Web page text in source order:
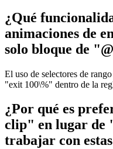
¿Qué
animaciones de
solo bloque de
El uso de selectores de
"exit 100\%" dentro de la
¿Por qué es
clip" en lugar de
trabajar con